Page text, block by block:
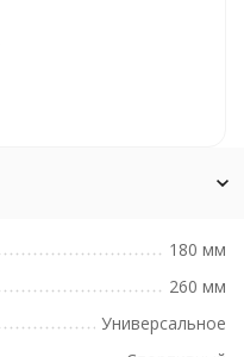
180 мм
260 мм
Универсальное